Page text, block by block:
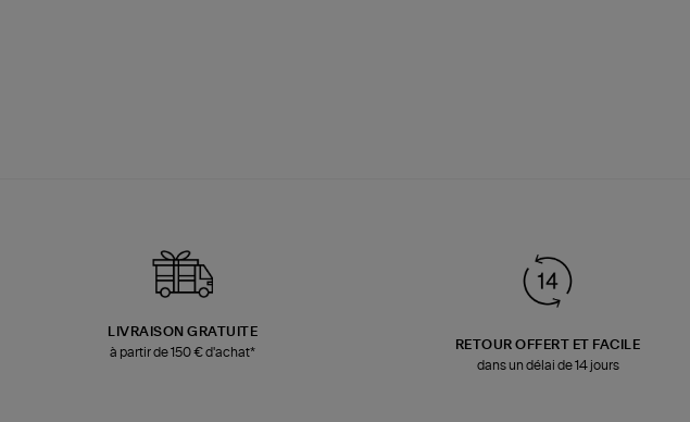
LIVRAISON GRATUITE
à partir de 150 € d'achat*
RETOUR OFFERT ET FACILE
dans un délai de 14 jours